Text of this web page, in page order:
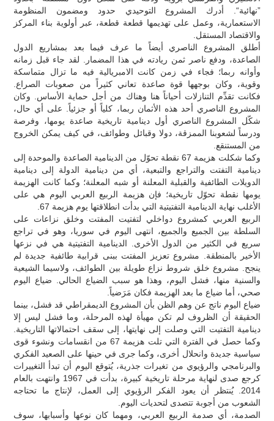
”نهائية“. أدرك المشروع التوحيدي حدود ومضمون المنظومة
الاستعمارية، وعمل على تهديمها قطعة قطعة، عبر أولوية بناء المركز
والاقتصاد المستقل.
أطلق المشروع الناصري أيضاً ما عرف فيما بعد بمشاريع الدول
الصاعدة، ودفع ناصر ثمن ريادته في هذا المضمار. لقد جاء قبل زمانه
وأوانه ربما؛ فجاء في زمن كانت الامبريالية فيه ما تزال متماسكة
وقوية، وكان بوجهها قوة صاعدة تعاني كثيراً من صعوبات الصراع.
فكانت تقدِّم التنازلات أحياناً هنا وهناك من أجل حماية الأساس. وكان
المشروع الناصري أحد هذه الأثمان ربما، كلياً أو جزئياً. على أي حال،
شكّل المشروع الناصري أول دينامية تاريخية صاعدة يومها، وفرصة
ودرساً لشعوبنا الممزقة، دولا وقبائل وطوائف، في كيف يمكن الخروج
من المستنقع.
وكما شكلت هزيمة 67 نقطة تحوّل من الدينامية الصاعدة والموحدة إلى
دينامية التفتت والتراجع والتبعية، أي من دينامية الدولة إلى دينامية
الدويلات الطائفية والقبلية المعلنة أو شبه المعلنة؛ وكما كانت الهزيمة
يومها نقطة تحوّل تاريخية؛ فإن هزيمة الربيع العربي اليوم هي على
الأغلب نهاية الدينامية التفتيتية التي بدأت انطلاقتها يوم هزيمة 67.
الربيع العربي كمشروع دواخلي لتفتيت المفتت وخلق نزاعات على
السلطة بين الجميع والجميع، انتهى اليوم في سوريا، وهو في تراجع
سريع في الكثير من الدول الأخرى. الدينامية التفتيتية هي في نزعها
الأخير بالمنطقة. مشروع تعزيز المفتت ببنى قرابية طائفية جديدة لم
ينجح. مشروع خلق شروط نزاع طويلة بين الطوائف، ولاسيما الشيعية
والسنية منها، فشل اليوم، وهذا هو سبب الضياع الحالي. ضياع اليوم
صحي، أما ضياع ما بعد الهزيمة فكان مَرَضياً.
ضياع اليوم ناتج عن وهم الظن بأن المشروع الديمقراطي قد فشل، بينما
الحقيقة أن الظروف لم تكن مهيأة لهذه المرحلة، وما فشل ليس إلا
دينامية التفتيت التي وصلت إلى نهايتها، إلى سقف احتمالاتها التاريخية.
وكما حصل في الفترة التي تلت هزيمة 67 من انقسامات ونشوء قوى
سياسية جديدة وانحلال أخرى، وكما جرى في حينها على الصعيد الفكري
والبرنامجي والرؤيوي من تغيرات جذرية، يُتوقع اليوم أن تبدأ التغييرات
كرجع صدى لنهاية مرحلة تاريخية كبيرة، بدأت في 1967 وانتهت بالعام
2014. يُنتظر أن يعود الفكر الرؤيوي إلى العمل، لإنتاج ما تحتاجه
الشعوب من أجوبة تتصدى لتحديات اليوم.
الصدمة، أي صدمة الربيع العربي، ومهما كان نوعها وأسبابها، سوف